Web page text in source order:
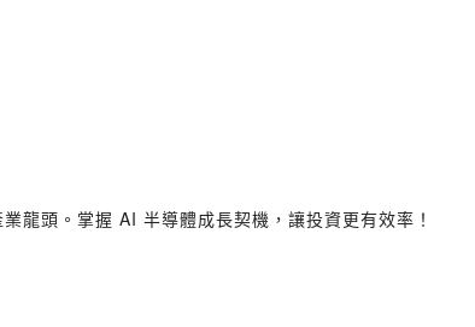
龍頭。掌握 AI 半導體成長契機，讓投資更有效率！